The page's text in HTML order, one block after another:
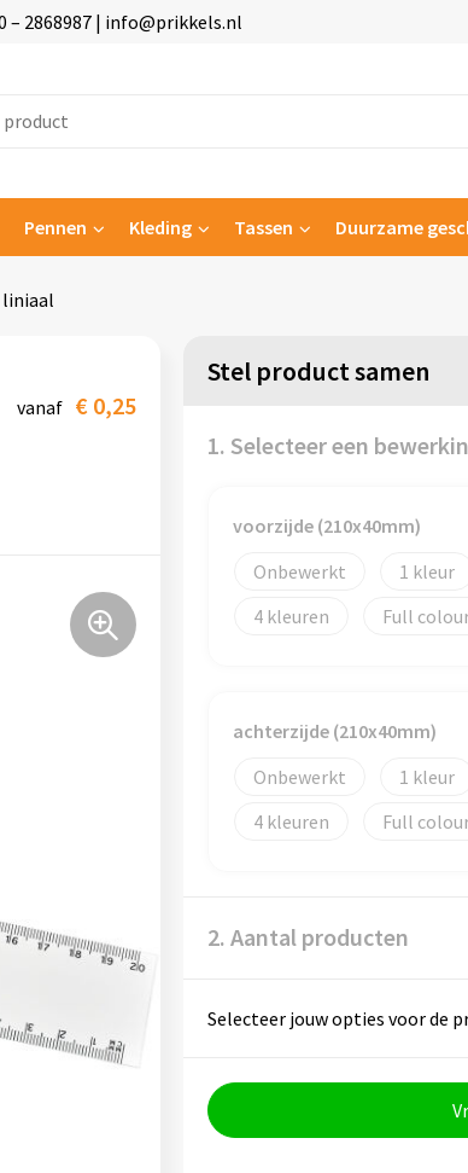
– 2868987 | info@prikkels.nl
Pennen Kleding Tassen Duurzame
liniaal
vanaf € 0,25
Stel product samen
1. Selecteer een
voorzijde (210x40mm)
Onbewerkt
1
4
Full
achterzijde (210x40mm)
Onbewerkt
1
4
Full
2. Aantal producten
Selecteer jouw opties voor de